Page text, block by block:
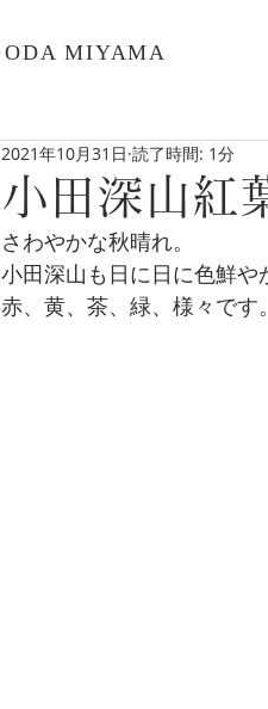
​ODA MIYAMA
小田深山
2021年10月31日 読了時間: 1分
さわやかな秋晴れ。
小田深山も日に日に色鮮や
赤、黄、茶、緑、様々です。